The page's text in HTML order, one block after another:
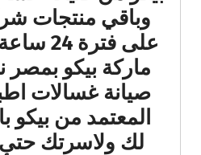
وباقي منتجات
على فترة
ماركة بيكو
صيانة غسالات
المعتمد من بيكو
لك ولاسرتك